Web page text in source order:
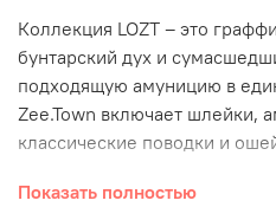
Коллекция LOZT – это
бунтарский дух и
подходящую амуницию в
Zee.Town включает шлейки,
классические поводки и
Показать полностью